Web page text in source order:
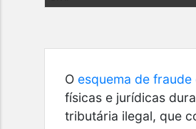
O esquema de
físicas e jurídicas
tributária ilegal, que